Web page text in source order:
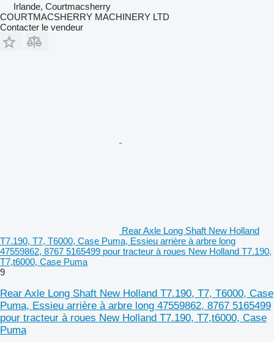
Irlande, Courtmacsherry
COURTMACSHERRY MACHINERY LTD
Contacter le vendeur
Rear Axle Long Shaft New Holland
T7.190, T7, T6000, Case Puma, Essieu arrière à arbre long
47559862, 8767 5165499 pour tracteur à roues New Holland T7.190,
T7,t6000, Case Puma
9
Rear Axle Long Shaft New Holland T7.190, T7, T6000, Case
Puma, Essieu arrière à arbre long 47559862, 8767 5165499
pour tracteur à roues New Holland T7.190, T7,t6000, Case
Puma